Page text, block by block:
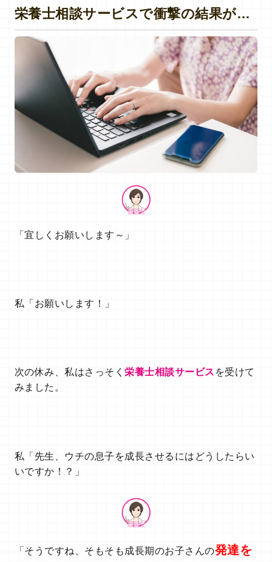
栄養士相談サービスで衝撃の結果が…
「宜しくお願いします～」
私「お願いします！」
次の休み、私はさっそく栄養士相談サービス を受けて
みました。
私「先生、ウチの息子を成長させるにはどうしたらい
いですか！？」
「そうですね、そもそも成長期のお子さんの発達を